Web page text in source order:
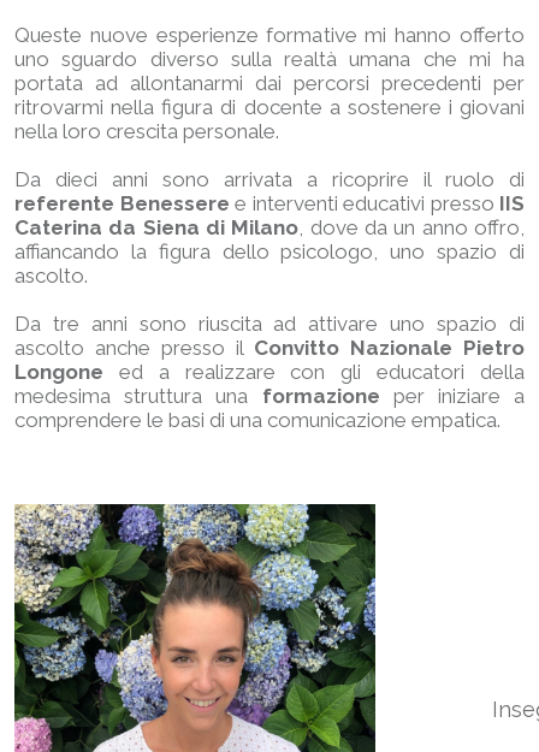
Queste nuove esperienze formative mi hanno offerto
uno sguardo diverso sulla realtà umana che mi ha
portata ad allontanarmi dai percorsi precedenti per
ritrovarmi nella figura di docente a sostenere i giovani
nella loro crescita personale.
Da dieci anni sono arrivata a ricoprire il ruolo di
referente Benessere e interventi educativi presso IIS
Caterina da Siena di Milano, dove da un anno offro,
affiancando la figura dello psicologo, uno spazio di
ascolto.
Da tre anni sono riuscita ad attivare uno spazio di
ascolto anche presso il Convitto Nazionale Pietro
Longone ed a realizzare con gli educatori della
medesima struttura una formazione per iniziare a
comprendere le basi di una comunicazione empatica.